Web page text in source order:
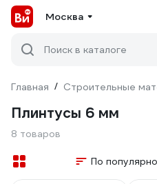
Москва
Поиск в каталоге
Главная / Строительные
Плинтусы 6 мм
8 товаров
По